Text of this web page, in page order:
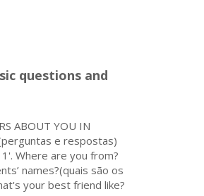
questions and
ABOUT YOU IN
e respostas)
Where are you from?
names?(quais são os
your best friend like?